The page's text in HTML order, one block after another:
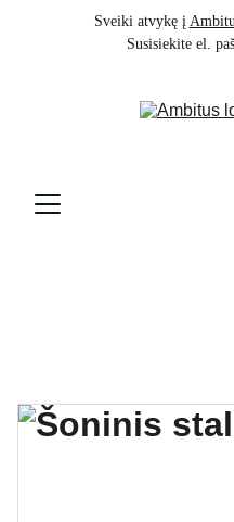
Sveiki atvykę į
Susisiekite el.